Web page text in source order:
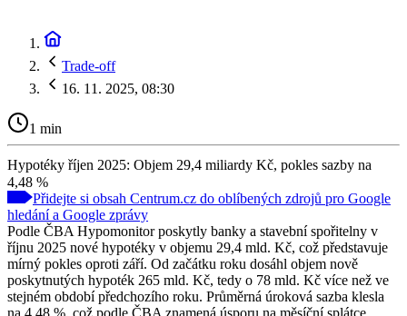
Trade-off
16. 11. 2025, 08:30
1 min
Hypotéky říjen 2025: Objem 29,4 miliardy Kč, pokles sazby na
4,48 %
Přidejte si obsah Centrum.cz do oblíbených zdrojů pro Google
hledání a Google zprávy
Podle ČBA Hypomonitor poskytly banky a stavební spořitelny v
říjnu 2025 nové hypotéky v objemu 29,4 mld. Kč, což představuje
mírný pokles oproti září. Od začátku roku dosáhl objem nově
poskytnutých hypoték 265 mld. Kč, tedy o 78 mld. Kč více než ve
stejném období předchozího roku. Průměrná úroková sazba klesla
na 4,48 %, což podle ČBA znamená úsporu na měsíční splátce